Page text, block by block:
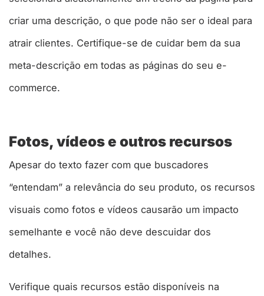
criar uma descrição, o que pode não ser o ideal para
atrair clientes. Certifique-se de cuidar bem da sua
meta-descrição em todas as páginas do seu e-
commerce.
Fotos, vídeos e outros recursos
Apesar do texto fazer com que buscadores
“entendam” a relevância do seu produto, os recursos
visuais como fotos e vídeos causarão um impacto
semelhante e você não deve descuidar dos
detalhes.
Verifique quais recursos estão disponíveis na